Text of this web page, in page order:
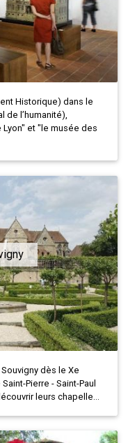
Historique) dans le
de l’humanité),
et "le musée des
dès le Xe
Pierre - Saint-Paul
leurs chapelle...